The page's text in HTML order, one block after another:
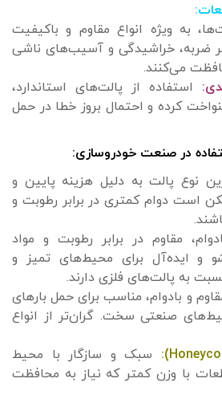
به ویژه انواع مقاوم و باکیفیت
ضربه، خراشیدگی و آسیب‌های ناشی
می‌کنند.
استفاده از پالت‌های استاندارد،
کرده و احتمال بروز خطا در حمل
در صنعت خودروسازی:
نوع پالت به دلیل هزینه پایین و
است دوام کمتری در برابر رطوبت و
مقاوم در برابر رطوبت و مواد
و ایده‌آل برای محیط‌های تمیز و
به پالت‌های فلزی دارند.
و بادوام، مناسب برای حمل بارهای
صنعتی سخت. گران‌تر از انواع
سبک و سازگار با محیط
با وزن کمتر که نیاز به محافظت